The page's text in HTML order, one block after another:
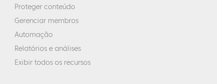
Proteger conteúdo
Gerenciar membros
Automação
Relatórios e análises
Exibir todos os recursos